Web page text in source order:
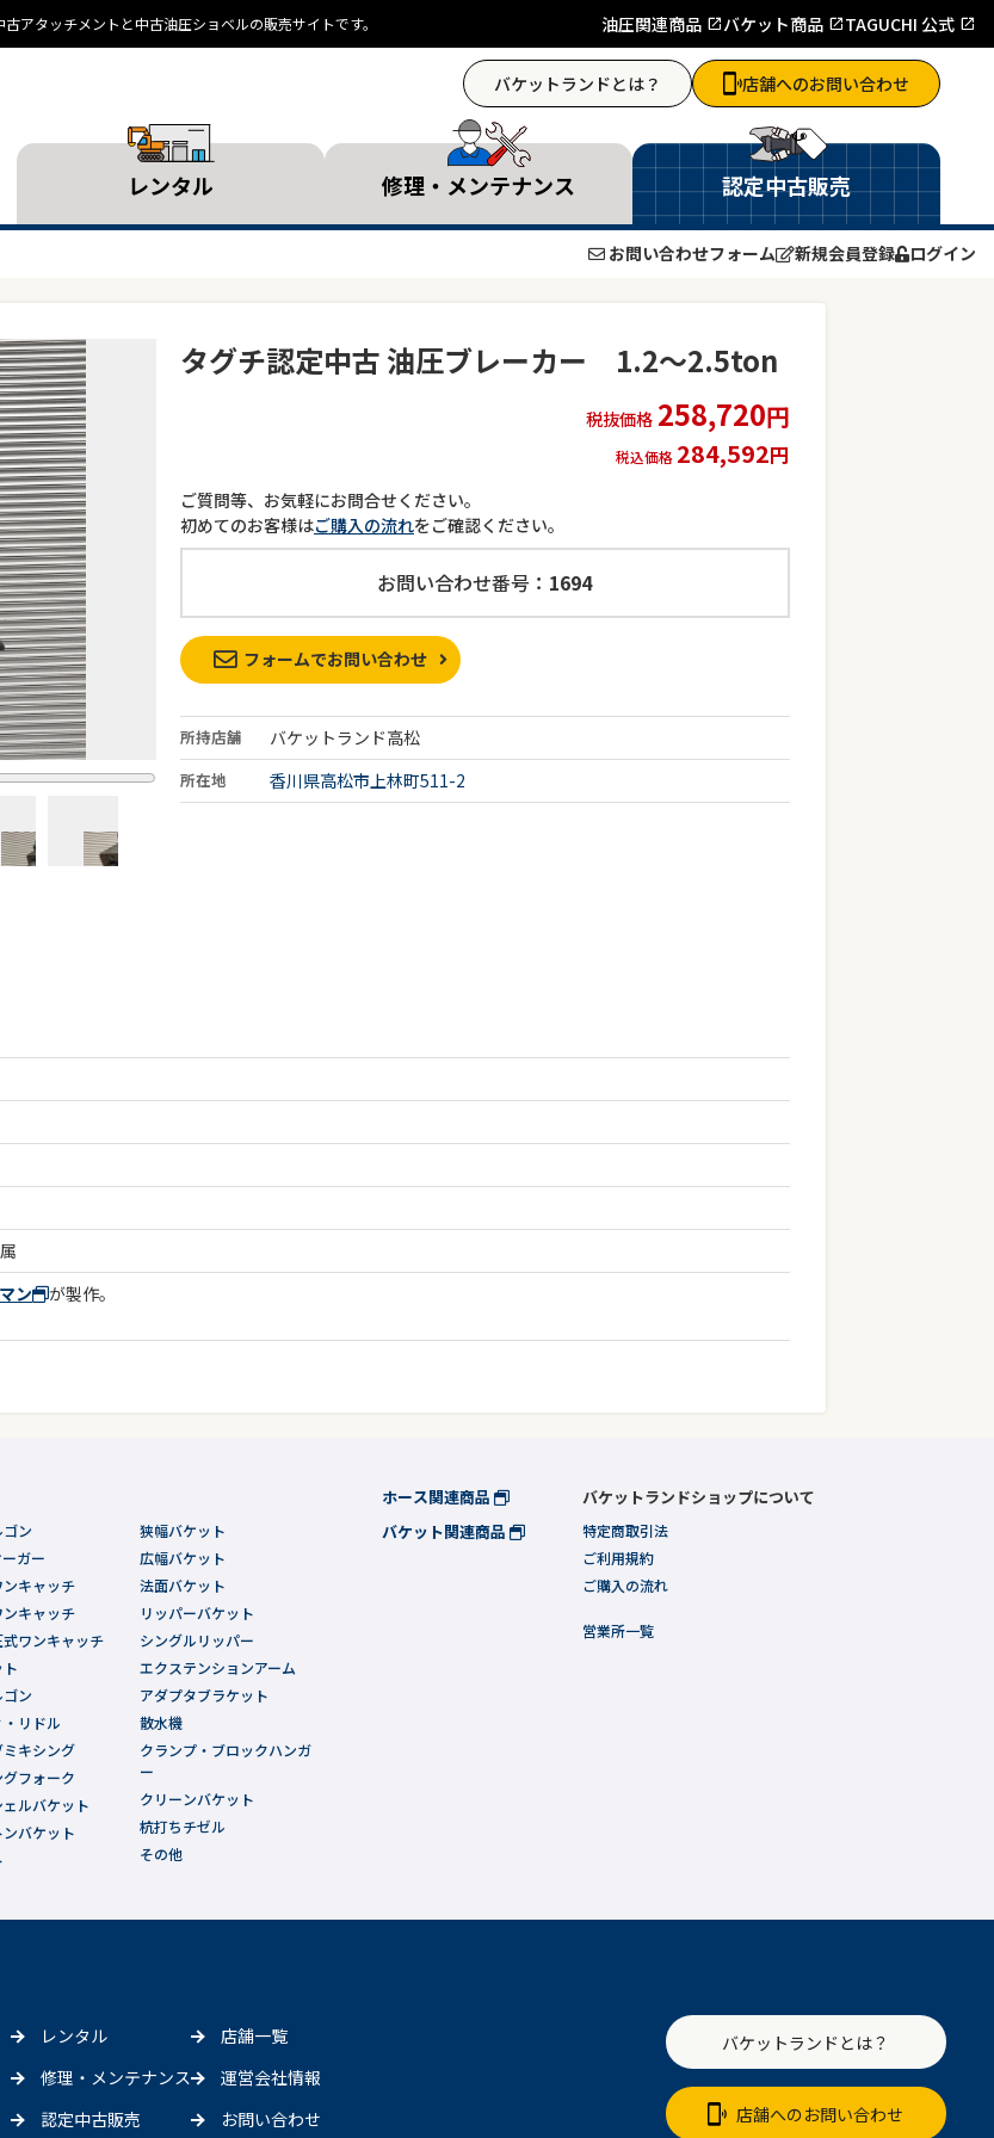
アタッチメントと中古油圧ショベルの販売サイトです。 油圧関連商品 バケット商品 TAGUCHI 公式
バケットランドとは？ 店舗へのお問い合わせ
レンタル 修理・メンテナンス 認定中古販売
お問い合わせフォーム 新規会員登録 ログイン
タグチ認定中古 油圧ブレーカー 1.2～2.5ton
税抜価格 258,720円
税込価格 284,592円
ご質問等、お気軽にお問合せください。
初めてのお客様はご購入の流れをご確認ください。
お問い合わせ番号： 1694
フォームでお問い合わせ
所持店舗 バケットランド高松
所在地 香川県高松市上林町511-2
ン
が製作。
ン
ガー
キャッチ
キャッチ
ワンキャッチ
ン
リドル
ミキシング
グフォーク
ルバケット
ンバケット
狭幅バケット
広幅バケット
法面バケット
リッパーバケット
シングルリッパー
エクステンションアーム
アダプタブラケット
散水機
クランプ・ブロックハンガ
ー
クリーンバケット
杭打ちチゼル
その他
ホース関連商品
バケット関連商品
バケットランドショップについて
特定商取引法
ご利用規約
ご購入の流れ
営業所一覧
レンタル
修理・メンテナンス
認定中古販売
店舗一覧
運営会社情報
お問い合わせ
バケットランドとは？
店舗へのお問い合わせ